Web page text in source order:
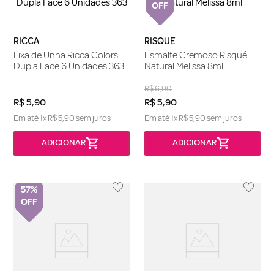
RICCA
Lixa de Unha Ricca Colors
Dupla Face 6 Unidades 363
R$5,90
Em até1xR$5,90sem juros
RISQUE
Esmalte Cremoso Risqué
Natural Melissa 8ml
R$6,90
R$5,90
Em até1xR$5,90sem juros
57%